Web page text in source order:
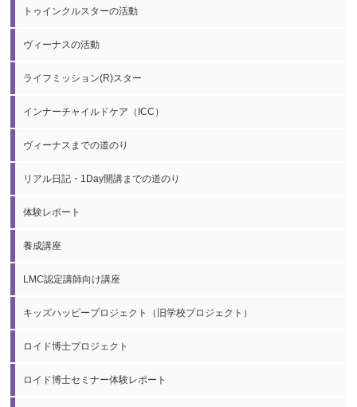
トゥインクルスターの活動
ヴィーナスの活動
ライフミッション(R)スター
インナーチャイルドケア（ICC）
ヴィーナスまでの道のり
リアル日記・1Day開講までの道のり
体験レポート
養成講座
LMC認定講師向け講座
キッズハッピープロジェクト（旧学校プロジェクト）
ロイド博士プロジェクト
ロイド博士セミナー体験レポート